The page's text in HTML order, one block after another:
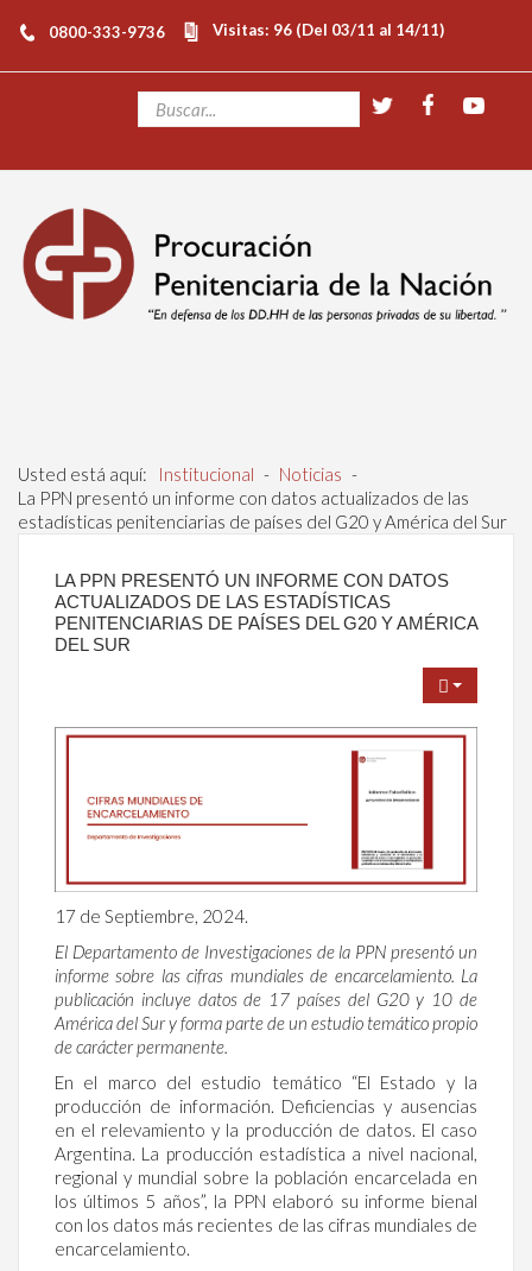
0800-333-9736 Visitas: 96 (Del 03/11 al 14/11)
Usted está aquí: Institucional - Noticias -
La PPN presentó un informe con datos actualizados de las
estadísticas penitenciarias de países del G20 y América del Sur
LA PPN PRESENTÓ UN INFORME CON DATOS
ACTUALIZADOS DE LAS ESTADÍSTICAS
PENITENCIARIAS DE PAÍSES DEL G20 Y AMÉRICA
DEL SUR
17 de Septiembre, 2024.
El Departamento de Investigaciones de la PPN presentó un
informe sobre las cifras mundiales de encarcelamiento. La
publicación incluye datos de 17 países del G20 y 10 de
América del Sur y forma parte de un estudio temático propio
de carácter permanente.
En el marco del estudio temático “El Estado y la
producción de información. Deficiencias y ausencias
en el relevamiento y la producción de datos. El caso
Argentina. La producción estadística a nivel nacional,
regional y mundial sobre la población encarcelada en
los últimos 5 años”, la PPN elaboró su informe bienal
con los datos más recientes de las cifras mundiales de
encarcelamiento.